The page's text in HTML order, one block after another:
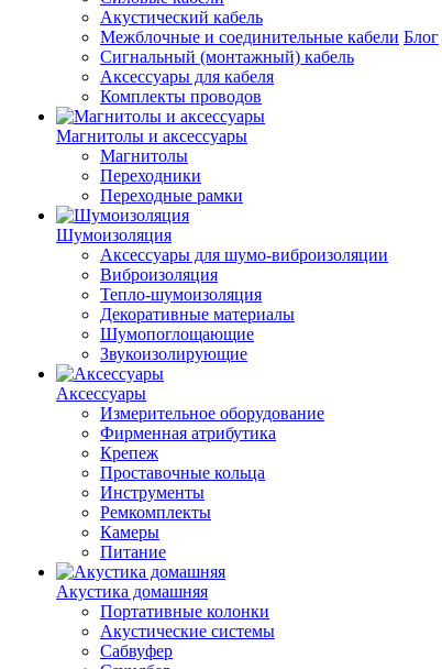
Акустический кабель
Межблочные и соединительные кабели
Сигнальный (монтажный) кабель
Аксессуары для кабеля
Комплекты проводов
Магнитолы и аксессуары
Магнитолы
Переходники
Переходные рамки
Шумоизоляция
Аксессуары для шумо-виброизоляции
Виброизоляция
Тепло-шумоизоляция
Декоративные материалы
Шумопоглощающие
Звукоизолирующие
Аксессуары
Измерительное оборудование
Фирменная атрибутика
Крепеж
Проставочные кольца
Инструменты
Ремкомплекты
Камеры
Питание
Акустика домашняя
Портативные колонки
Акустические системы
Сабвуфер
Блог